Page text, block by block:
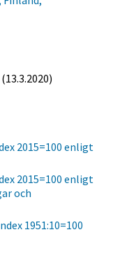
(13.3.2020)
2015=100 enligt
2015=100 enligt
och
1951:10=100